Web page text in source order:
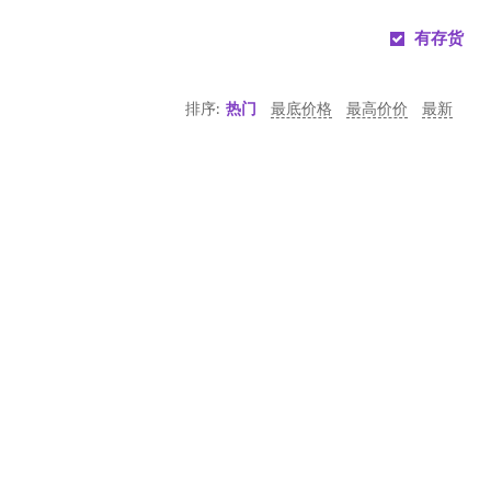
有存货
排序: 热门 最底价格 最高价价 最新